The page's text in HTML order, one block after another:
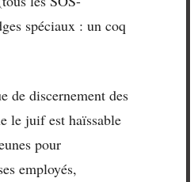
spéciaux : un coq
de discernement des
le juif est haïssable
pour
employés,